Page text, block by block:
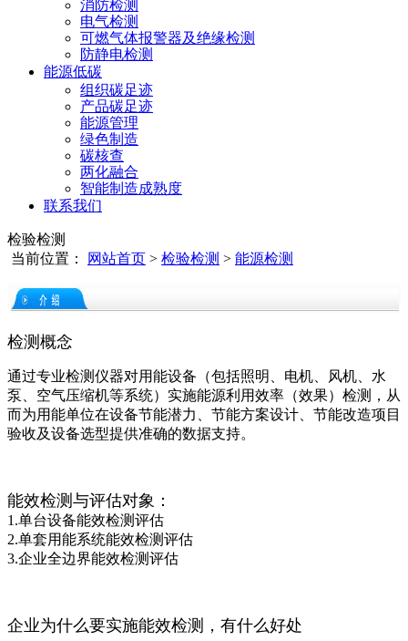
消防检测
电气检测
可燃气体报警器及绝缘检测
防静电检测
能源低碳
组织碳足迹
产品碳足迹
能源管理
绿色制造
碳核查
两化融合
智能制造成熟度
联系我们
检验检测
当前位置：
网站首页 > 检验检测 > 能源检测
检测概念
通过专业检测仪器对用能设备（包括照明、电机、风机、水
泵、空气压缩机等系统）实施能源利用效率（效果）检测，从
而为用能单位在设备节能潜力、节能方案设计、节能改造项目
验收及设备选型提供准确的数据支持。
能效检测与评估对象：
1.单台设备能效检测评估
2.单套用能系统能效检测评估
3.企业全边界能效检测评估
企业为什么要实施能效检测，有什么好处